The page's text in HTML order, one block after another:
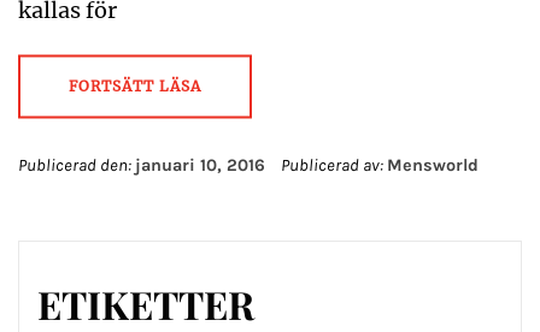
kallas för
FORTSÄTT LÄSA
Publicerad den: januari 10, 2016 Publicerad av: Mensworld
ETIKETTER